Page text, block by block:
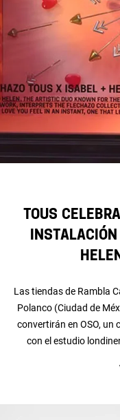
TOUS
Las tiendas de Rambla
Polanco (Ciudad de
convertirán en OSO, un
con el estudio